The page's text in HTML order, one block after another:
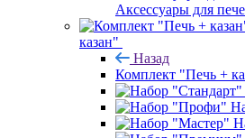
Аксессуары для
казан"
Назад
Комплект "Печь +